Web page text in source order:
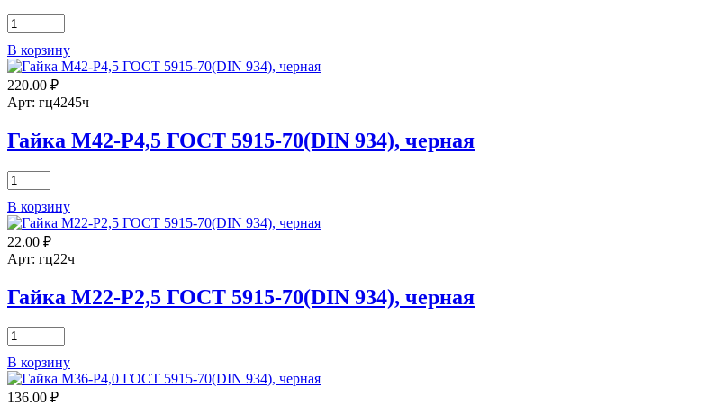
Количество
товара
Гайка
М24-
Р3,0
ГОСТ
70(DIN
934),
В корзину
220.00 ₽
Арт: гц4245ч
Гайка М42-Р4,5 ГОСТ 5915-70(DIN 934), черная
Количество
товара
Гайка
М42-
Р4,5
ГОСТ
70(DIN
934),
черная
В корзину
22.00 ₽
Арт: гц22ч
Гайка М22-Р2,5 ГОСТ 5915-70(DIN 934), черная
Количество
товара
Гайка
М22-
Р2,5
В корзину
136.00 ₽